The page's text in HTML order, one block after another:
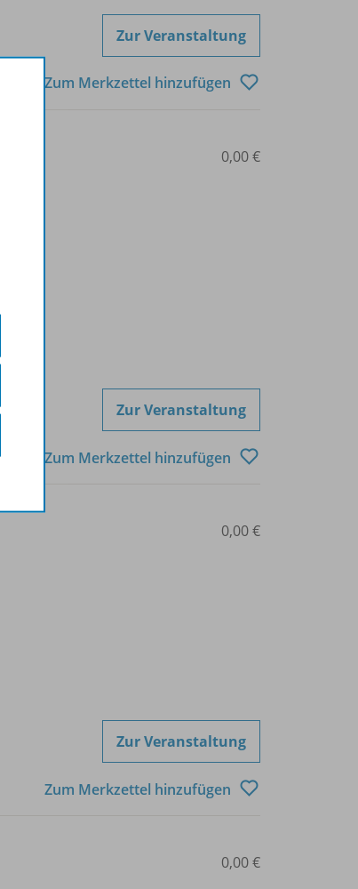
Zur Veranstaltung
Zum Merkzettel hinzufügen
0,00 €
Zur Veranstaltung
Zum Merkzettel hinzufügen
0,00 €
Zur Veranstaltung
Zum Merkzettel hinzufügen
0,00 €